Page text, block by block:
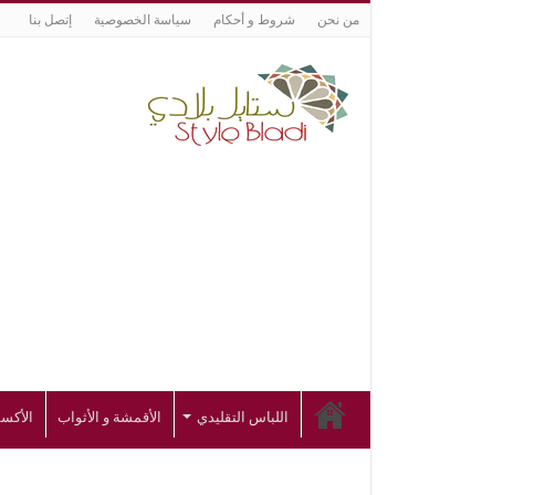
من نحن شروط و أحكام سياسة الخصوصية إتصل بنا
اللباس التقليدي الأقمشة و الأثواب